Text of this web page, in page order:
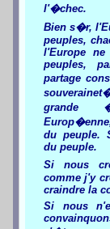
l'�chec.
Bien s�r,
peuples,
l'Europe
peuples,
partage
grande
du peuple.
du peuple.
Si nous
comme j'y
craindre la
Si nous